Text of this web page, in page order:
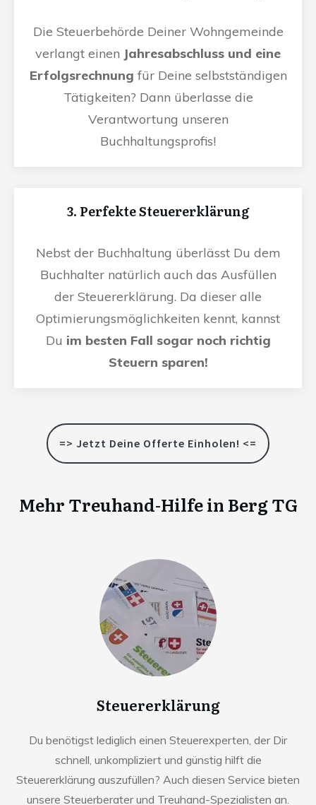
Die Steuerbehörde Deiner Wohngemeinde
verlangt einen Jahresabschluss und eine
Erfolgsrechnung für Deine selbstständigen
Tätigkeiten? Dann überlasse die
Verantwortung unseren
Buchhaltungsprofis!
3. Perfekte Steuererklärung
Nebst der Buchhaltung überlässt Du dem
Buchhalter natürlich auch das Ausfüllen
der Steuererklärung. Da dieser alle
Optimierungsmöglichkeiten kennt, kannst
Du im besten Fall sogar noch richtig
Steuern sparen!
=> Jetzt Deine Offerte Einholen! <=
Mehr Treuhand-Hilfe in Berg TG
Steuererklärung
Du benötigst lediglich einen Steuerexperten, der Dir
schnell, unkompliziert und günstig hilft die
Steuererklärung auszufüllen? Auch diesen Service bieten
unsere Steuerberater und Treuhand-Spezialisten an.